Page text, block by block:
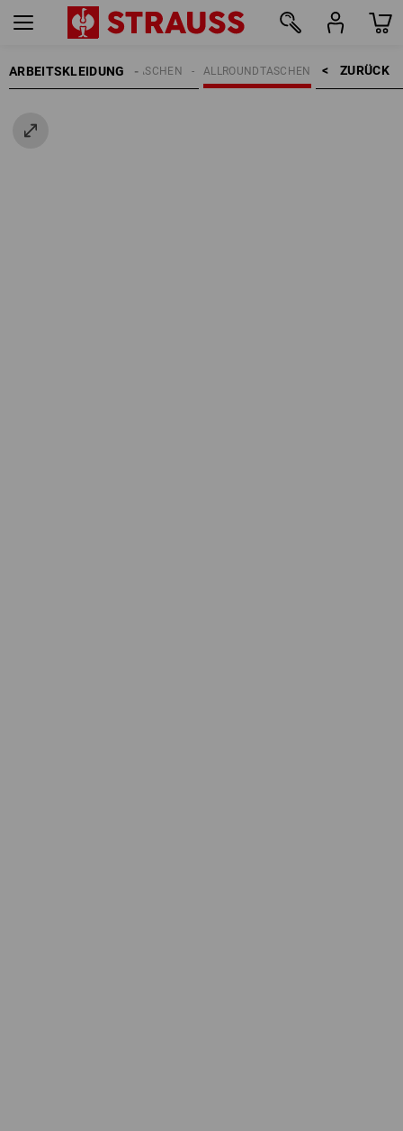
ARBEITSKLEIDUNG ZURÜCK    >
ALLROUNDTASCHEN
TASCHEN
ACCESSOIRES